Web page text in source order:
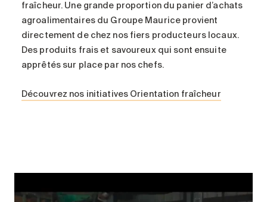
fraîcheur. Une grande proportion du panier d’achats
agroalimentaires du Groupe Maurice provient
directement de chez nos fiers producteurs locaux.
Des produits frais et savoureux qui sont ensuite
apprêtés sur place par nos chefs.
Découvrez nos initiatives Orientation fraîcheur